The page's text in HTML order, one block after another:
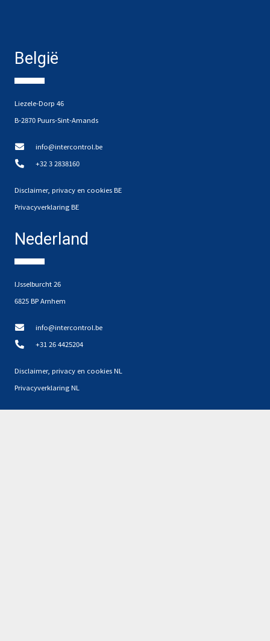
België
Liezele-Dorp 46
B-2870 Puurs-Sint-Amands
info@intercontrol.be
+32 3 2838160
Disclaimer, privacy en cookies BE
Privacyverklaring BE
Nederland
IJsselburcht 26
6825 BP Arnhem
info@intercontrol.be
+31 26 4425204
Disclaimer, privacy en cookies NL
Privacyverklaring NL